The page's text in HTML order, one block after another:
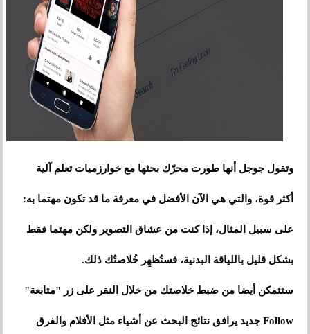
وتقول جوجل أنها طورت محرّك بحثها مع خوارزميات تعلم آلية
أكثر قوة، والتي هي الآن الأفضل في معرفة ما قد تكون مهتما به:
على سبيل المثال، إذا كنت من عشاق التصوير ولكن مهتما فقط
بشكل قليل باللياقة البدنية، فستُظهِر خُلاصتُك ذلك.
ستتمكن أيضا من ضبط خلاصتك من خلال النقر على زر "متابعة"
Follow جديد يرافق نتائج البحث عن أشياء مثل الأفلام والفرق